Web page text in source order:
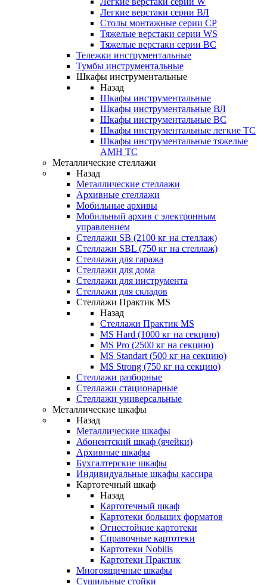
Легкие верстаки серии ВЛ
Столы монтажные серии СР
Тяжелые верстаки серии WS
Тяжелые верстаки серии ВС
Тележки инструментальные
Тумбы инструментальные
Шкафы инструментальные
Назад
Шкафы инструментальные
Шкафы инструментальные ВЛ
Шкафы инструментальные ВС
Шкафы инструментальные легкие ТС
Шкафы инструментальные тяжелые
AMH TC
Металлические стеллажи
Назад
Металлические стеллажи
Архивные стеллажи
Мобильные архивы
Мобильный архив с электронным
управлением
Стеллажи SB (2100 кг на стеллаж)
Стеллажи SBL (750 кг на стеллаж)
Стеллажи для гаража
Стеллажи для дома
Стеллажи для инструмента
Стеллажи для складов
Стеллажи Практик MS
Назад
Стеллажи Практик MS
MS Hard (1000 кг на секцию)
MS Pro (2500 кг на секцию)
MS Standart (500 кг на секцию)
MS Strong (750 кг на секцию)
Стеллажи разборные
Стеллажи стационарные
Стеллажи универсальные
Металлические шкафы
Назад
Металлические шкафы
Абонентский шкаф (ячейки)
Архивные шкафы
Бухгалтерские шкафы
Индивидуальные шкафы кассира
Картотечный шкаф
Назад
Картотечный шкаф
Картотеки больших форматов
Огнестойкие картотеки
Справочные картотеки
Картотеки Nobilis
Картотеки Практик
Многоящичные шкафы
Сушильные стойки